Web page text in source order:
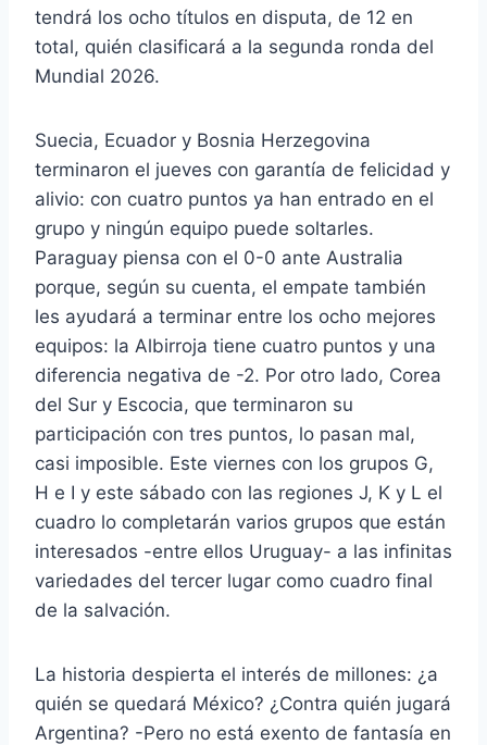
tendrá los ocho títulos en disputa, de 12 en
total, quién clasificará a la segunda ronda del
Mundial 2026.
Suecia, Ecuador y Bosnia Herzegovina
terminaron el jueves con garantía de felicidad y
alivio: con cuatro puntos ya han entrado en el
grupo y ningún equipo puede soltarles.
Paraguay piensa con el 0-0 ante Australia
porque, según su cuenta, el empate también
les ayudará a terminar entre los ocho mejores
equipos: la Albirroja tiene cuatro puntos y una
diferencia negativa de -2. Por otro lado, Corea
del Sur y Escocia, que terminaron su
participación con tres puntos, lo pasan mal,
casi imposible. Este viernes con los grupos G,
H e I y este sábado con las regiones J, K y L el
cuadro lo completarán varios grupos que están
interesados ​​-entre ellos Uruguay- a las infinitas
variedades del tercer lugar como cuadro final
de la salvación.
La historia despierta el interés de millones: ¿a
quién se quedará México? ¿Contra quién jugará
Argentina? -Pero no está exento de fantasía en